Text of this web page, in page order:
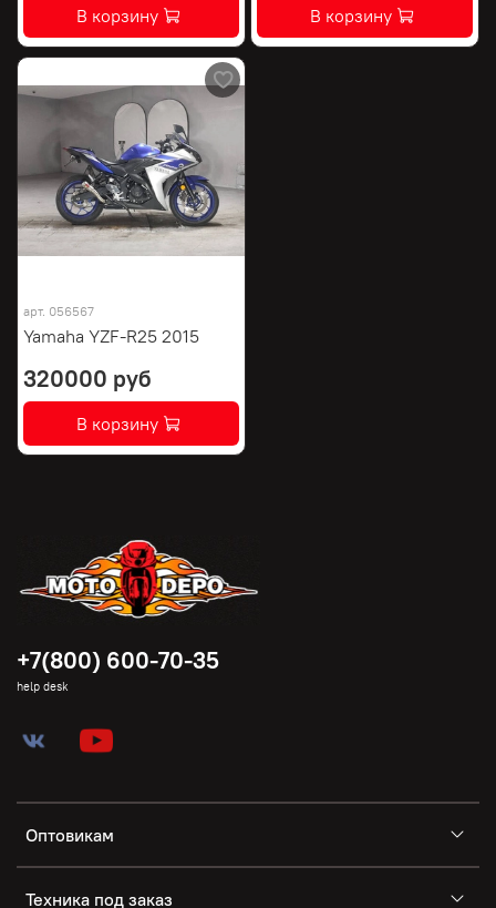
В корзину В корзину
арт. 056567
Yamaha YZF-R25 2015
320000 руб
В корзину
Оптовикам
Техника под заказ
+7(800) 600-70-35
help desk